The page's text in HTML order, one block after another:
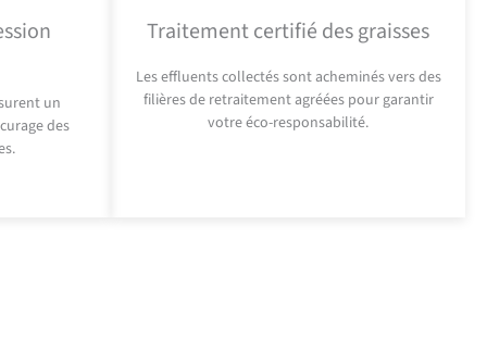
un
des
Traitement certifié des graisses
Les effluents collectés sont acheminés vers des
filières de retraitement agréées pour garantir
votre éco-responsabilité.